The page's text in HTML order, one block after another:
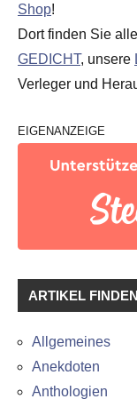
Shop!
Dort finden Sie
GEDICHT, unsere
Verleger und
EIGENANZEIGE
ARTIKEL
Allgemeines
Anekdoten
Anthologien